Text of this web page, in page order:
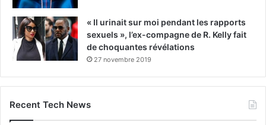
« Il urinait sur moi pendant les rapports
sexuels », l’ex-compagne de R. Kelly fait
de choquantes révélations
27 novembre 2019
Recent Tech News